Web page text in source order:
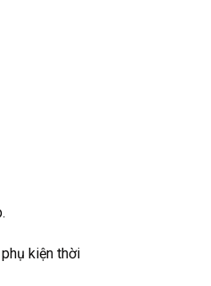
kiện thời